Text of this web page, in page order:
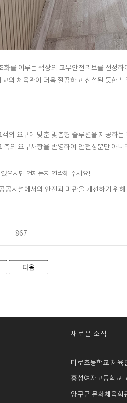
화를 이루는 색상의 고무안전리브를 선정하
의 체육관이 더욱 깔끔하고 신설된 듯한
객의 요구에 맞춘 맞춤형 솔루션을 제공하는
측의 요구사항을 반영하여 안전성뿐만 아
으시면 언제든지 연락해 주세요!
공시설에서의 안전과 미관을 개선하기 위
867
새로운 소식
미로초등학교 체육
홍성여자고등학교
양구군 문화체육회